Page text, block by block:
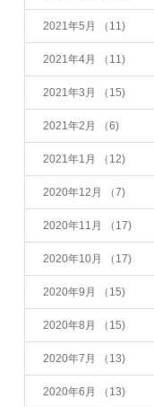
2021年5月 （11)
2021年4月 （11)
2021年3月 （15)
2021年2月 （6)
2021年1月 （12)
2020年12月 （7)
2020年11月 （17)
2020年10月 （17)
2020年9月 （15)
2020年8月 （15)
2020年7月 （13)
2020年6月 （13)